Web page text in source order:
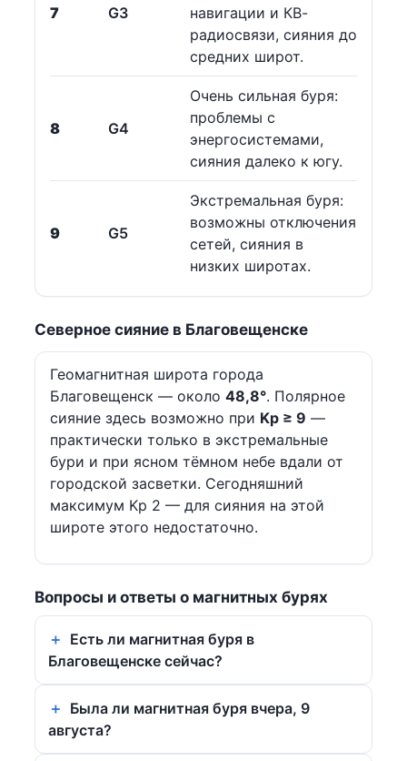
7 G3
навигации и КВ-
радиосвязи, сияния до
средних широт.
8 G4
Очень сильная буря:
проблемы с
энергосистемами,
сияния далеко к югу.
9 G5
Экстремальная буря:
возможны отключения
сетей, сияния в
низких широтах.
Северное сияние в Благовещенске
Геомагнитная широта города
Благовещенск — около 48,8°. Полярное
сияние здесь возможно при Kp ≥ 9 —
практически только в экстремальные
бури и при ясном тёмном небе вдали от
городской засветки. Сегодняшний
максимум Kp 2 — для сияния на этой
широте этого недостаточно.
Вопросы и ответы о магнитных бурях
Есть ли магнитная буря в
Благовещенске сейчас?
Была ли магнитная буря вчера, 9
августа?